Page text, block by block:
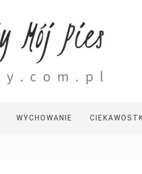
WYCHOWANIE